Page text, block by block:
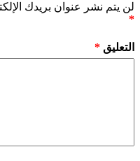
لن يتم نشر عنوان بريدك
*
التعليق *